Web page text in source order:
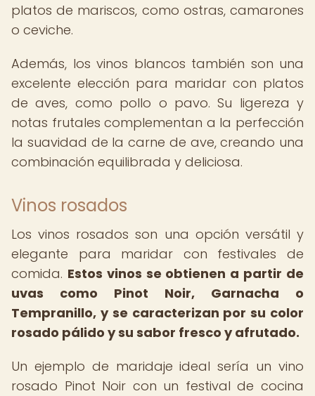
platos de mariscos, como ostras, camarones
o ceviche.
Además, los vinos blancos también son una
excelente elección para maridar con platos
de aves, como pollo o pavo. Su ligereza y
notas frutales complementan a la perfección
la suavidad de la carne de ave, creando una
combinación equilibrada y deliciosa.
Vinos rosados
Los vinos rosados son una opción versátil y
elegante para maridar con festivales de
comida. Estos vinos se obtienen a partir de
uvas como Pinot Noir, Garnacha o
Tempranillo, y se caracterizan por su color
rosado pálido y su sabor fresco y afrutado.
Un ejemplo de maridaje ideal sería un vino
rosado Pinot Noir con un festival de cocina